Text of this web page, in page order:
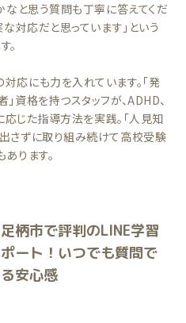
なと思う質問も丁寧に答えてくだ
な対応だと思っています」という
。
応にも力を入れています。「発
資格を持つスタッフが、ADHD、
応じた指導方法を実践。「人見知
さずに取り組み続けて高校受験
ります。
柄市で評判のLINE学習
ート！いつでも質問で
安心感